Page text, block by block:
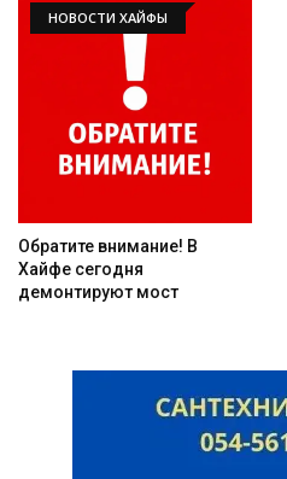
НОВОСТИ ХАЙФЫ
Обратите внимание! В
Хайфе сегодня
демонтируют мост